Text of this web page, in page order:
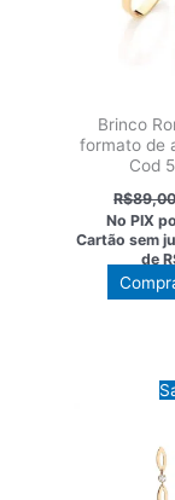
Brinco
formato de
Cod
R$
No PIX
Cartão sem
de